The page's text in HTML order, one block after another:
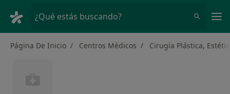
¿Qué estás buscando?
Página De Inicio Centros Médicos Cirugía Plástica,